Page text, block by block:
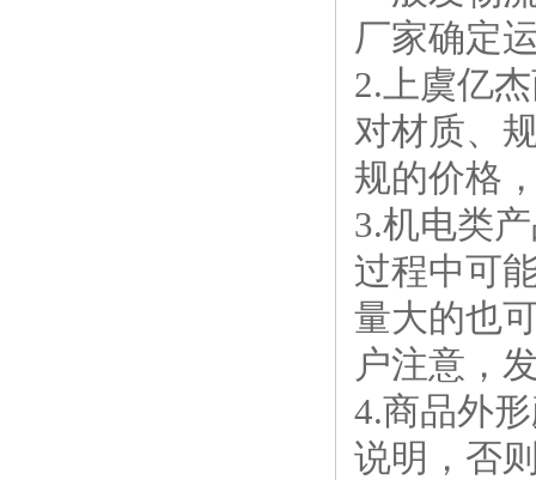
厂家确定
2.上虞亿
对材质、
规的价格
3.机电类
过程中可
量大的也
户注意，
4.商品外
说明，否